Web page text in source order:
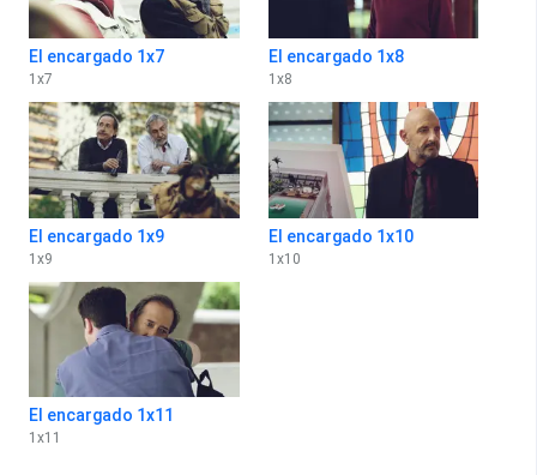
El encargado 1x7
1 x7
El encargado 1x8
1 x8
El encargado 1x9
1 x9
El encargado 1x10
1 x10
El encargado 1x11
1 x11